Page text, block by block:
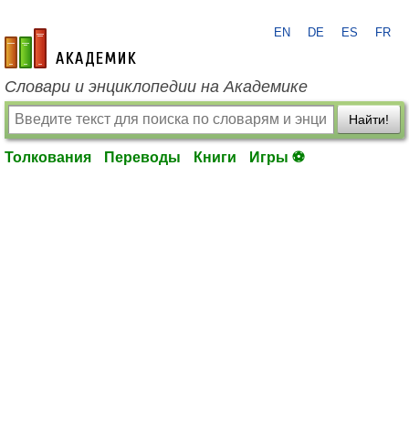
academic.ru
EN DE ES FR
Словари и энциклопедии на Академике
Найти!
Толкования Переводы Книги Игры ⚽